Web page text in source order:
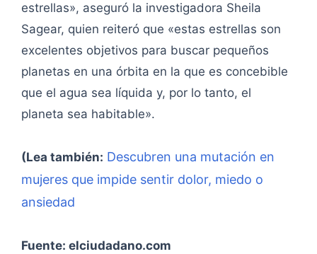
estrellas», aseguró la investigadora Sheila
Sagear, quien reiteró que «estas estrellas son
excelentes objetivos para buscar pequeños
planetas en una órbita en la que es concebible
que el agua sea líquida y, por lo tanto, el
planeta sea habitable».
(Lea también: Descubren una mutación en
mujeres que impide sentir dolor, miedo o
ansiedad
Fuente: elciudadano.com